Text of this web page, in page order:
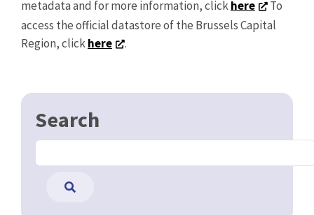
metadata and for more information, clickhere
To
access the official datastore of the Brussels Capital
Region, clickhere .
Search